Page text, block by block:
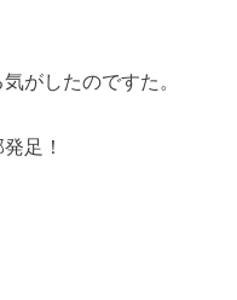
がしたのですた。
足！